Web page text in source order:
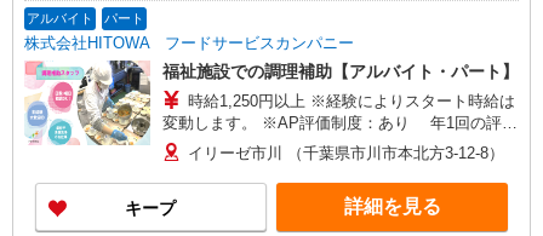
アルバイト パート
株式会社HITOWA フードサービスカンパニー
福祉施設での調理補助【アルバイト・パート】
時給1,250円以上 ※経験によりスタート時給は
変動します。 ※AP評価制度：あり 年1回の評価
により時給を見直します。 ※アルバイト賞与（寸
志）：あり 年2回。勤続年数により金額UP。
イリーゼ市川 （千葉県市川市本北方3-12-8）
キープ 詳細を見る